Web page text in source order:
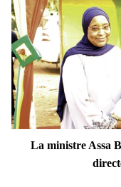
La ministre Assa